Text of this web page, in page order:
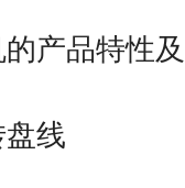
的产品特性
线